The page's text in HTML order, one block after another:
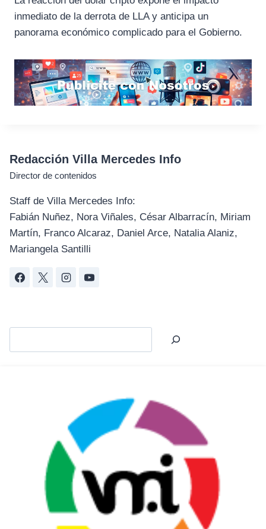
inmediato de la derrota de LLA y anticipa un
panorama económico complicado para el Gobierno.
Redacción Villa Mercedes Info
Director de contenidos
Staff de Villa Mercedes Info:
Fabián Nuñez, Nora Viñales, César Albarracín, Miriam
Martín, Franco Alcaraz, Daniel Arce, Natalia Alaniz,
Mariangela Santilli